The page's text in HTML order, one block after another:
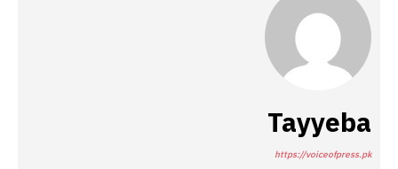
Tayyeba
https://voiceofpress.pk